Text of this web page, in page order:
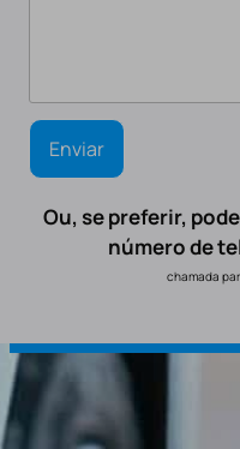
Ou, se preferir,
número de
chamada